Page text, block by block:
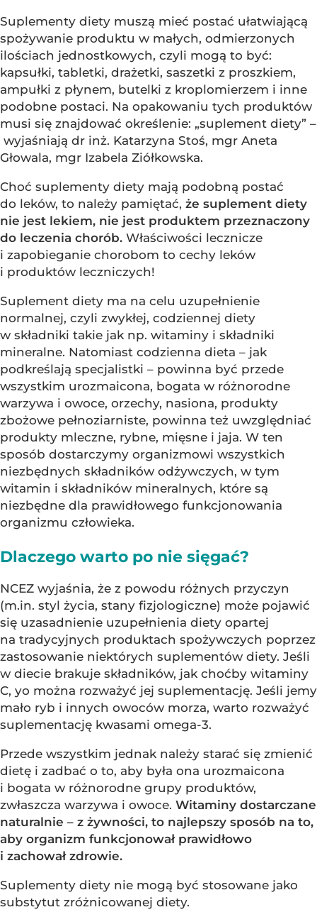
Suplementy diety muszą mieć postać ułatwiającą
spożywanie produktu w małych, odmierzonych
ilościach jednostkowych, czyli mogą to być:
kapsułki, tabletki, drażetki, saszetki z proszkiem,
ampułki z płynem, butelki z kroplomierzem i inne
podobne postaci. Na opakowaniu tych produktów
musi się znajdować określenie: „suplement diety” –
wyjaśniają dr inż. Katarzyna Stoś, mgr Aneta
Głowala, mgr Izabela Ziółkowska.
Choć suplementy diety mają podobną postać
do leków, to należy pamiętać, że suplement diety
nie jest lekiem, nie jest produktem przeznaczony
do leczenia chorób. Właściwości lecznicze
i zapobieganie chorobom to cechy leków
i produktów leczniczych!
Suplement diety ma na celu uzupełnienie
normalnej, czyli zwykłej, codziennej diety
w składniki takie jak np. witaminy i składniki
mineralne. Natomiast codzienna dieta – jak
podkreślają specjalistki – powinna być przede
wszystkim urozmaicona, bogata w różnorodne
warzywa i owoce, orzechy, nasiona, produkty
zbożowe pełnoziarniste, powinna też uwzględniać
produkty mleczne, rybne, mięsne i jaja. W ten
sposób dostarczymy organizmowi wszystkich
niezbędnych składników odżywczych, w tym
witamin i składników mineralnych, które są
niezbędne dla prawidłowego funkcjonowania
organizmu człowieka.
Dlaczego warto po nie sięgać?
NCEZ wyjaśnia, że z powodu różnych przyczyn
(m.in. styl życia, stany fizjologiczne) może pojawić
się uzasadnienie uzupełnienia diety opartej
na tradycyjnych produktach spożywczych poprzez
zastosowanie niektórych suplementów diety. Jeśli
w diecie brakuje składników, jak choćby witaminy
C, yo można rozważyć jej suplementację. Jeśli jemy
mało ryb i innych owoców morza, warto rozważyć
suplementację kwasami omega-3.
Przede wszystkim jednak należy starać się zmienić
dietę i zadbać o to, aby była ona urozmaicona
i bogata w różnorodne grupy produktów,
zwłaszcza warzywa i owoce. Witaminy dostarczane
naturalnie – z żywności, to najlepszy sposób na to,
aby organizm funkcjonował prawidłowo
i zachował zdrowie.
Suplementy diety nie mogą być stosowane jako
substytut zróżnicowanej diety.